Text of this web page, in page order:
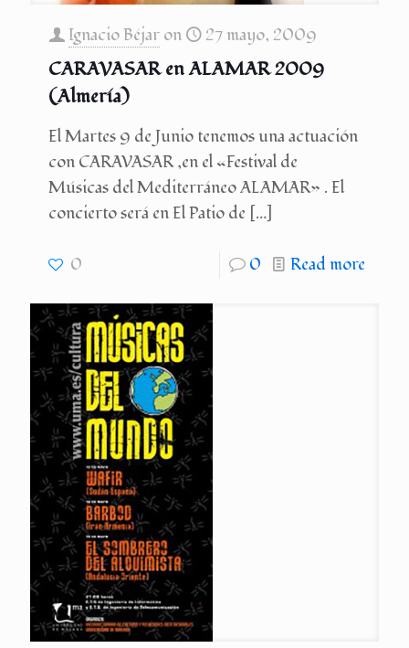
Ignacio Béjar on 27 mayo, 2009
CARAVASAR en ALAMAR 2009
(Almería)
El Martes 9 de Junio tenemos una actuación
con CARAVASAR ,en el «Festival de
Músicas del Mediterráneo ALAMAR» . El
concierto será en El Patio de […]
0 0 Read more